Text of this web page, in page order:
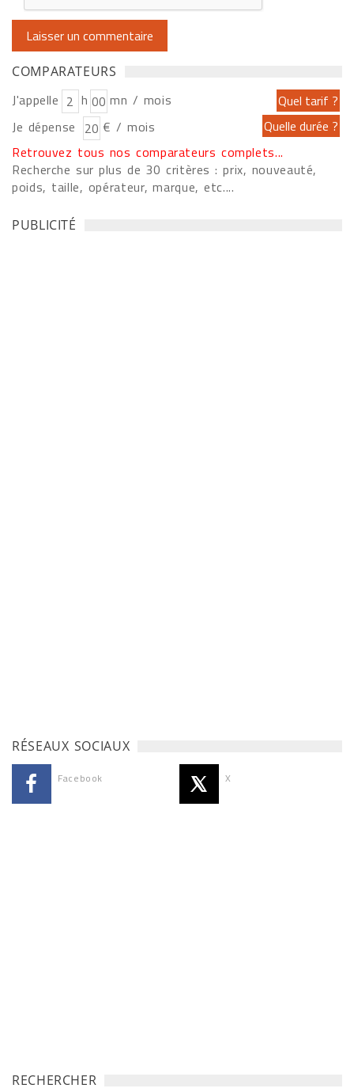
COMPARATEURS
J'appelle h
mn / mois
Je dépense
€ / mois
Retrouvez tous nos comparateurs complets...
Recherche sur plus de 30 critères : prix, nouveauté,
poids, taille, opérateur, marque, etc....
PUBLICITÉ
RÉSEAUX SOCIAUX
Facebook X
RECHERCHER